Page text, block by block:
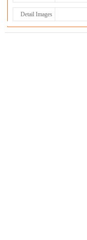
Detail Images